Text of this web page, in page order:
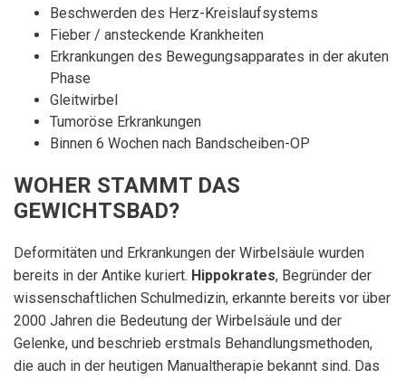
Beschwerden des Herz-Kreislaufsystems
Fieber / ansteckende Krankheiten
Erkrankungen des Bewegungsapparates in der akuten
Phase
Gleitwirbel
Tumoröse Erkrankungen
Binnen 6 Wochen nach Bandscheiben-OP
WOHER STAMMT DAS
GEWICHTSBAD?
Deformitäten und Erkrankungen der Wirbelsäule wurden
bereits in der Antike kuriert. Hippokrates, Begründer der
wissenschaftlichen Schulmedizin, erkannte bereits vor über
2000 Jahren die Bedeutung der Wirbelsäule und der
Gelenke, und beschrieb erstmals Behandlungsmethoden,
die auch in der heutigen Manualtherapie bekannt sind. Das